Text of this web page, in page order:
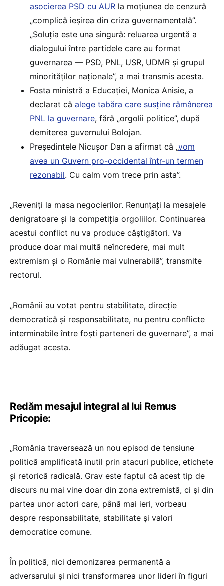
asocierea PSD cu AUR la moțiunea de cenzură
„complică ieșirea din criza guvernamentală”.
„Soluția este una singură: reluarea urgentă a
dialogului între partidele care au format
guvernarea — PSD, PNL, USR, UDMR și grupul
minorităților naționale”, a mai transmis acesta.
Fosta ministră a Educației, Monica Anisie, a
declarat că alege tabăra care susține rămânerea
PNL la guvernare, fără „orgolii politice”, după
demiterea guvernului Bolojan.
Președintele Nicușor Dan a afirmat că „vom
avea un Guvern pro-occidental într-un termen
rezonabil. Cu calm vom trece prin asta”.
„Reveniți la masa negocierilor. Renunțați la mesajele
denigratoare și la competiția orgoliilor. Continuarea
acestui conflict nu va produce câștigători. Va
produce doar mai multă neîncredere, mai mult
extremism și o Românie mai vulnerabilă”, transmite
rectorul.
„Românii au votat pentru stabilitate, direcție
democratică și responsabilitate, nu pentru conflicte
interminabile între foști parteneri de guvernare”, a mai
adăugat acesta.
Redăm mesajul integral al lui Remus
Pricopie:
„România traversează un nou episod de tensiune
politică amplificată inutil prin atacuri publice, etichete
și retorică radicală. Grav este faptul că acest tip de
discurs nu mai vine doar din zona extremistă, ci și din
partea unor actori care, până mai ieri, vorbeau
despre responsabilitate, stabilitate și valori
democratice comune.
În politică, nici demonizarea permanentă a
adversarului și nici transformarea unor lideri în figuri